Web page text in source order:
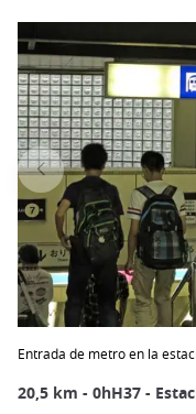
Entrada de metro en la
20,5 km - 0hH37 -